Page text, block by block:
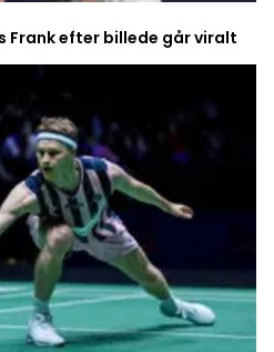
Frank efter billede går viralt